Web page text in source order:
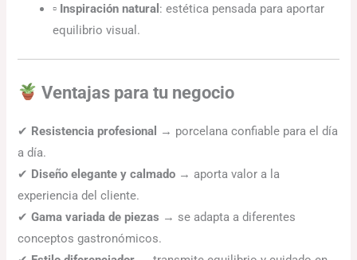
▫ Inspiración natural : estética pensada para aportar
equilibrio visual.
Ventajas para tu negocio
✔ Resistencia profesional
→ porcelana confiable para el día
a día.
✔ Diseño elegante y calmado → aporta valor a la
experiencia del cliente.
✔Gama variada de piezas → se adapta a diferentes
conceptos gastronómicos.